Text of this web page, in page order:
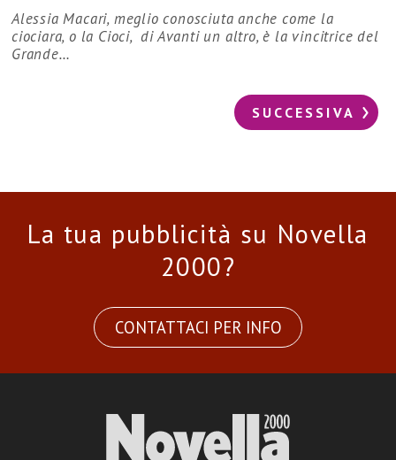
Alessia Macari, meglio conosciuta anche come la
ciociara, o la Cioci, di Avanti un altro, è la vincitrice del
Grande…
SUCCESSIVA
La tua pubblicità su Novella
2000?
CONTATTACI PER INFO